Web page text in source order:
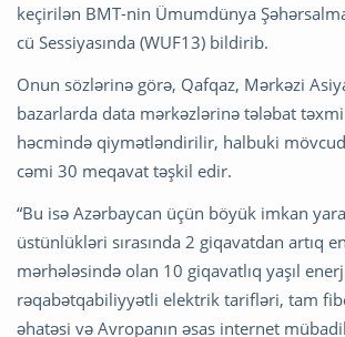
keçirilən BMT-nin Ümumdünya
cü Sessiyasında (WUF13) bildirib.
Onun sözlərinə görə, Qafqaz, Mərkəzi
bazarlarda data mərkəzlərinə tələbat
həcmində qiymətləndirilir, halbuki
cəmi 30 meqavat təşkil edir.
“Bu isə Azərbaycan üçün böyük imkan
üstünlükləri sırasında 2 giqavatdan artıq
mərhələsində olan 10 giqavatlıq yaşıl
rəqabətqabiliyyətli elektrik tarifləri, tam
əhatəsi və Avropanın əsas internet